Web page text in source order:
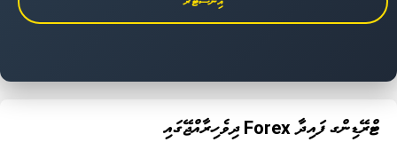
ދިވެހިރާއްޖޭގައި Forex ޓްރޭޑިންގ ފައިދާ